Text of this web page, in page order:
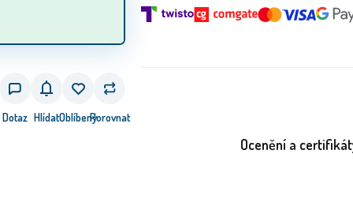
Dotaz HlídatOblíbenýPorovnat
Ocenění a